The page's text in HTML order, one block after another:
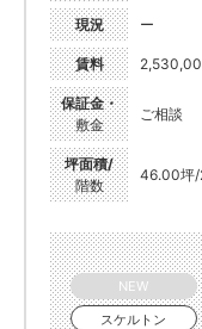
現況 ー
賃料
保証金・
敷金
ご相談
坪面積/
階数
46.00坪/
NEW
スケルトン